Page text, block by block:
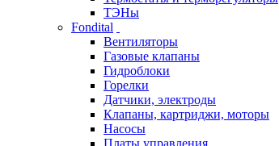
ТЭНы
Fondital
Вентиляторы
Газовые клапаны
Гидроблоки
Горелки
Датчики, электроды
Клапаны, картриджи, моторы
Насосы